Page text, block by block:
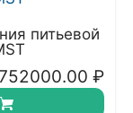
питьевой
₽